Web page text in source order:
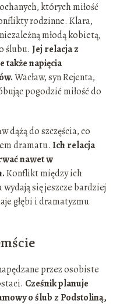
których miłość
rodzinne. Klara,
młodą kobietą,
ślubu. Jej relacja z
także napięcia
Wacław, syn Rejenta,
pogodzić miłość do
dążą do szczęścia, co
dramatu. Ich relacja
nawet w
Konflikt między ich
się jeszcze bardziej
głębi i dramatyzmu
przez osobiste
Cześnik planuje
o ślub z Podstoliną,